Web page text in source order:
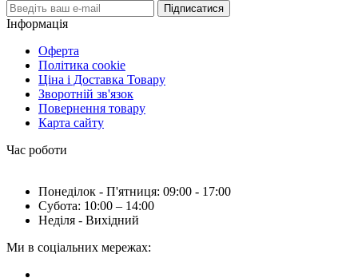
Підписатися
Інформація
Оферта
Політика cookie
Ціна і Доставка Товару
Зворотній зв'язок
Повернення товару
Карта сайту
Час роботи
Понеділок - П'ятниця: 09:00 - 17:00
Субота: 10:00 – 14:00
Неділя - Вихідний
Ми в соціальних мережах: